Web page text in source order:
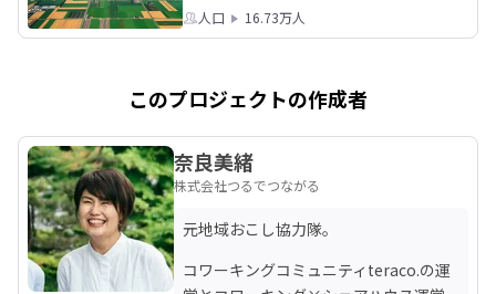
人口 16.73万人
このプロジェクトの作成者
奈良美緒
株式会社つるでつながる
元地域おこし協力隊。
コワーキングコミュニティteraco.の運